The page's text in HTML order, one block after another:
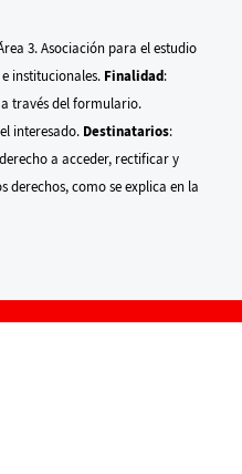
3. Asociación para el estudio
institucionales. Finalidad:
través del formulario.
interesado. Destinatarios:
a acceder, rectificar y
derechos, como se explica en la